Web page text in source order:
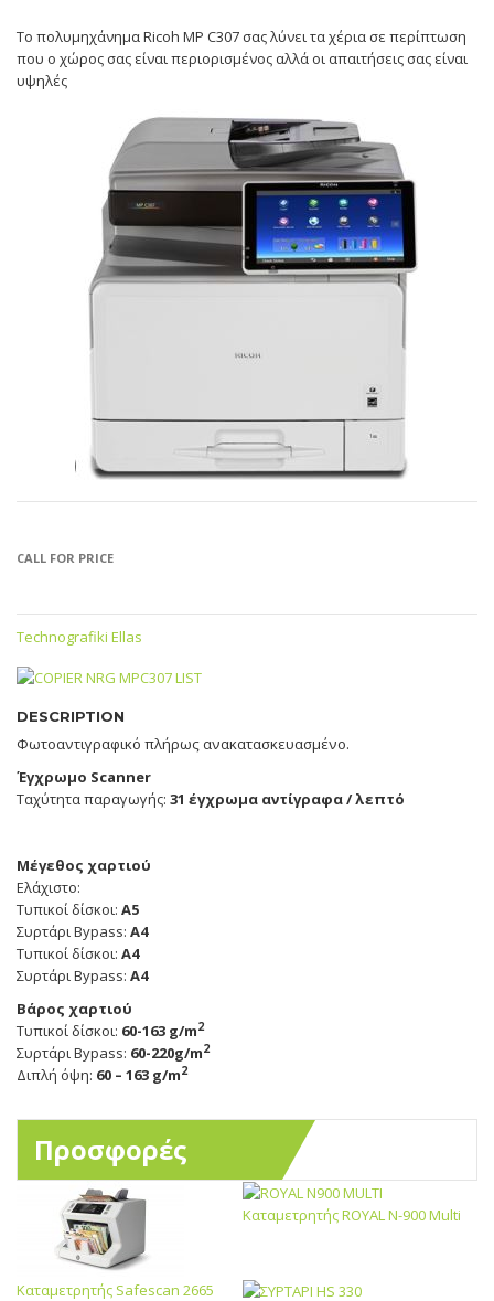
Το πολυμηχάνημα Ricoh MP C307 σας λύνει τα χέρια σε περίπτωση
που ο χώρος σας είναι περιορισμένος αλλά οι απαιτήσεις σας είναι
υψηλές
CALL FOR PRICE
Technografiki Ellas
DESCRIPTION
Φωτοαντιγραφικό πλήρως ανακατασκευασμένο.
Έγχρωμο Scanner
Ταχύτητα παραγωγής: 31 έγχρωμα αντίγραφα / λεπτό
Μέγεθος χαρτιού
Ελάχιστο:
Τυπικοί δίσκοι: A5
Συρτάρι Bypass: A4
Τυπικοί δίσκοι: A4
Συρτάρι Bypass: A4
Βάρος χαρτιού
Τυπικοί δίσκοι: 60-163 g/m2
Συρτάρι Bypass: 60-220g/m2
Διπλή όψη: 60 – 163 g/m2
Προσφορές
Καταμετρητής Safescan 2665
Καταμετρητής ROYAL N-900 Multi